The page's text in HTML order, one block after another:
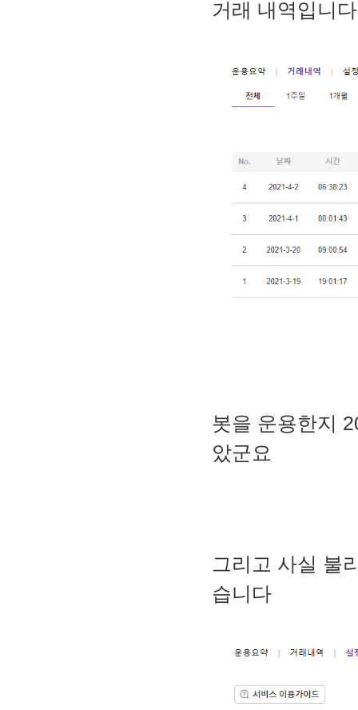
거래 내역입니다
봇을 운용한지
았군요
그리고 사실 불
습니다